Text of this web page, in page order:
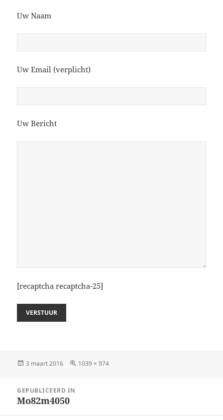
Uw Naam
Uw Email (verplicht)
Uw Bericht
[recaptcha recaptcha-25]
Geplaatst
3 maart 2016
Volledige
1039 × 974
navigatieGEPUBLICEERD IN
Mo82m4050